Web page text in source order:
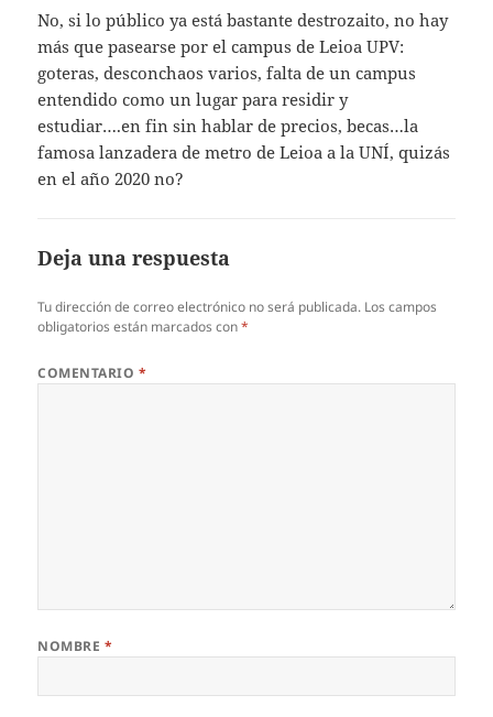
No, si lo público ya está bastante destrozaito, no hay
más que pasearse por el campus de Leioa UPV:
goteras, desconchaos varios, falta de un campus
entendido como un lugar para residir y
estudiar….en fin sin hablar de precios, becas…la
famosa lanzadera de metro de Leioa a la UNÍ, quizás
en el año 2020 no?
Deja una respuesta
Tu dirección de correo electrónico no será publicada. Los campos
obligatorios están marcados con*
COMENTARIO *
NOMBRE *